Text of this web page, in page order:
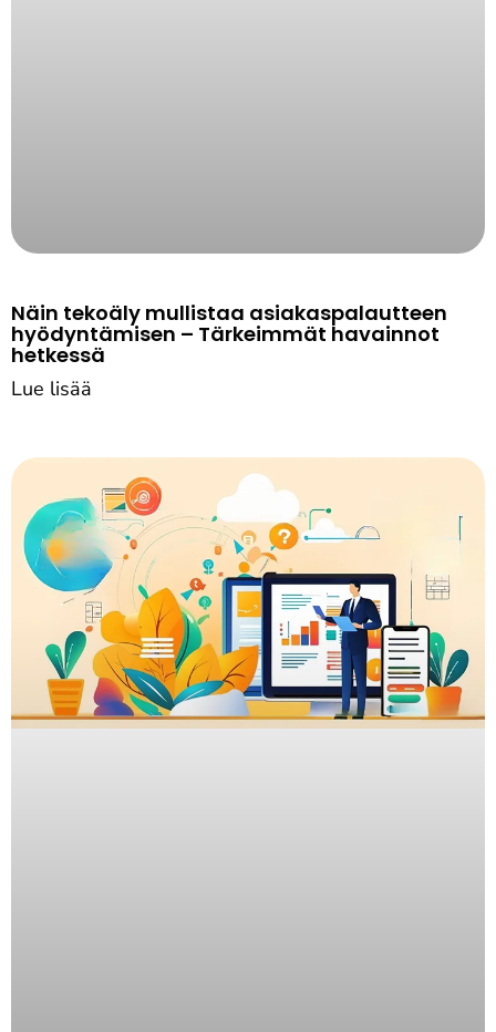
Näin tekoäly mullistaa asiakaspalautteen
hyödyntämisen – Tärkeimmät havainnot
hetkessä
Lue lisää